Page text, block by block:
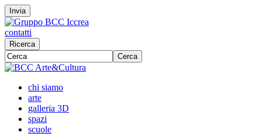
Invia
contatti
Ricerca
Cerca
chi siamo
arte
galleria 3D
spazi
scuole